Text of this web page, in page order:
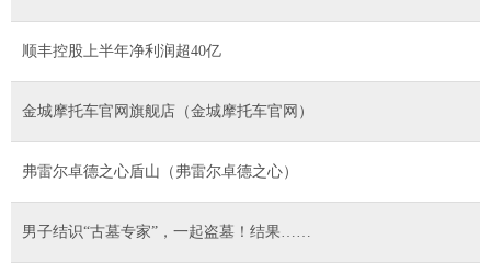
顺丰控股上半年净利润超40亿
金城摩托车官网旗舰店（金城摩托车官网）
弗雷尔卓德之心盾山（弗雷尔卓德之心）
男子结识“古墓专家”，一起盗墓！结果……